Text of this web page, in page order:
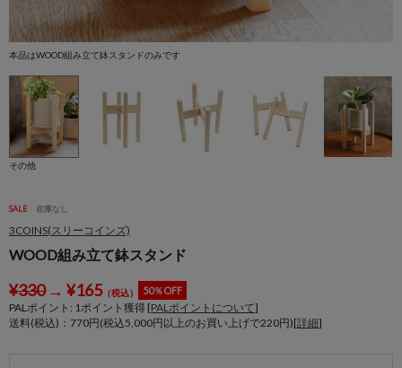
本品はWOOD組み立て鉢スタンドのみです
その他
SALE 在庫なし
3COINS(スリーコインズ)
WOOD組み立て鉢スタンド
¥330→ ¥165（税込） 50％OFF
PALポイント: 1ポイント獲得 [PALポイントについて]
送料(税込)：770円(税込5,000円以上のお買い上げで220円)[詳細]